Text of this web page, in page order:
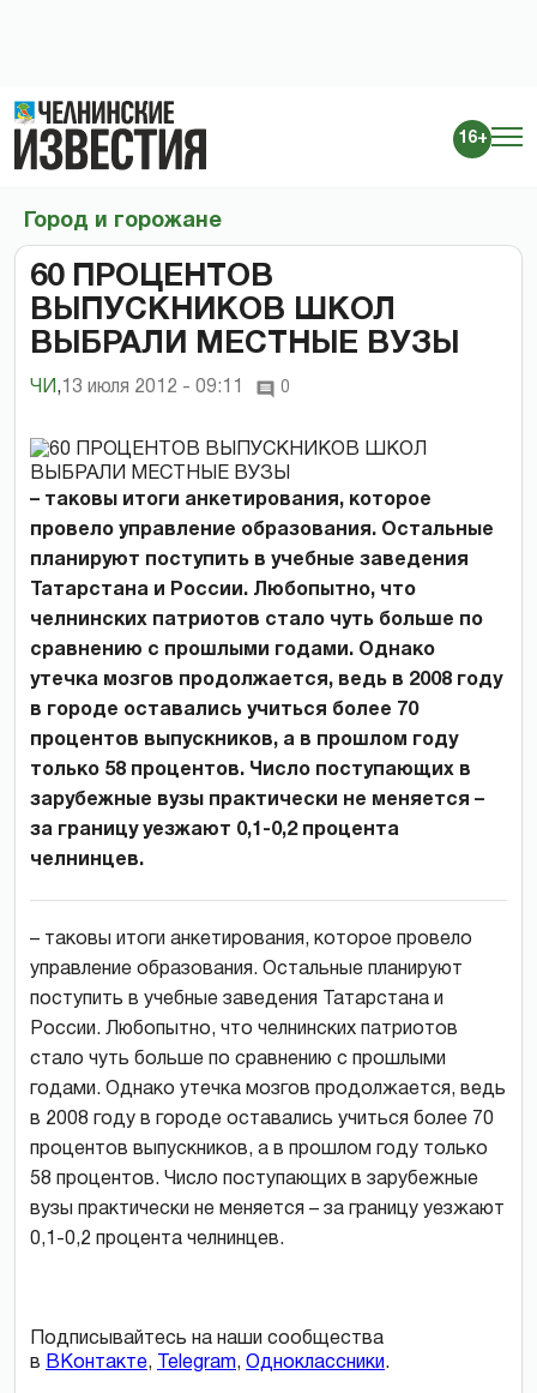
16+
Город и горожане
60 ПРОЦЕНТОВ
ВЫПУСКНИКОВ ШКОЛ
ВЫБРАЛИ МЕСТНЫЕ ВУЗЫ
ЧИ , 13 июля 2012 - 09:11 0
– таковы итоги анкетирования, которое
провело управление образования. Остальные
планируют поступить в учебные заведения
Татарстана и России. Любопытно, что
челнинских патриотов стало чуть больше по
сравнению с прошлыми годами. Однако
утечка мозгов продолжается, ведь в 2008 году
в городе оставались учиться более 70
процентов выпускников, а в прошлом году
только 58 процентов. Число поступающих в
зарубежные вузы практически не меняется –
за границу уезжают 0,1-0,2 процента
челнинцев.
– таковы итоги анкетирования, которое провело
управление образования. Остальные планируют
поступить в учебные заведения Татарстана и
России. Любопытно, что челнинских патриотов
стало чуть больше по сравнению с прошлыми
годами. Однако утечка мозгов продолжается, ведь
в 2008 году в городе оставались учиться более 70
процентов выпускников, а в прошлом году только
58 процентов. Число поступающих в зарубежные
вузы практически не меняется – за границу уезжают
0,1-0,2 процента челнинцев.
Подписывайтесь на наши сообщества
в ВКонтакте, Telegram, Одноклассники.